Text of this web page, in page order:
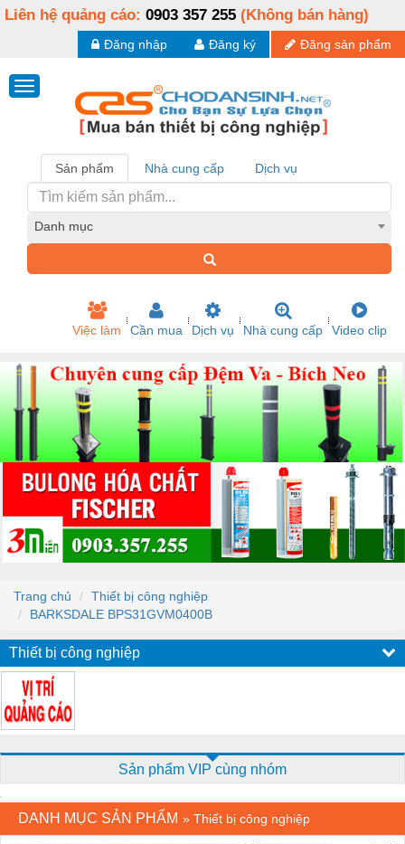
Liên hệ quảng cáo: 0903 357 255 (Không bán hàng)
Đăng sản phẩm
Đăng ký
Đăng nhập
Sản phẩm Nhà cung cấp Dịch vụ
Danh mục
Việc làm Cần mua Dịch vụ Nhà cung cấp Video clip
Trang chủ
Thiết bị công nghiệp
BARKSDALE BPS31GVM0400B
Thiết bị công nghiệp
Sản phẩm VIP cùng nhóm
DANH MỤC SẢN PHẨM » Thiết bị công nghiệp